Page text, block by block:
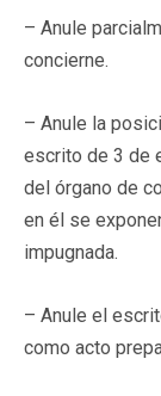
– Anule
concierne.
– Anule la
escrito de 3 de
del órgano de
en él se
impugnada.
– Anule el
como acto